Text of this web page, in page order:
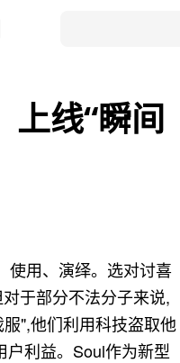
线“瞬间
使用、演绎。选对讨喜
于部分不法分子来说,
",他们利用科技盗取他
利益。Soul作为新型